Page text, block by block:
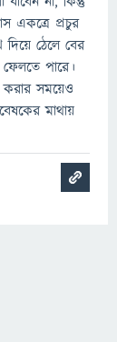
একত্রে প্রচুর
ঠেলে বের
পারে।
করার সময়েও
মাথায়